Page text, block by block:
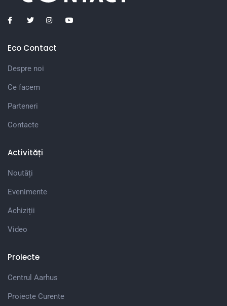
Eco Contact
Despre noi
Ce facem
Parteneri
Contacte
Activități
Noutăți
Evenimente
Achiziții
Video
Proiecte
Centrul Aarhus
Proiecte Curente